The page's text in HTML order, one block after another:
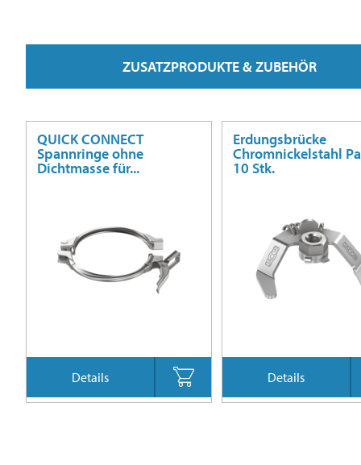
ZUSATZPRODUKTE & ZUBEHÖR
QUICK CONNECT
Spannringe ohne
Dichtmasse für...
Details
Erdungsbrücke
Chromnickelstahl
10 Stk.
Details